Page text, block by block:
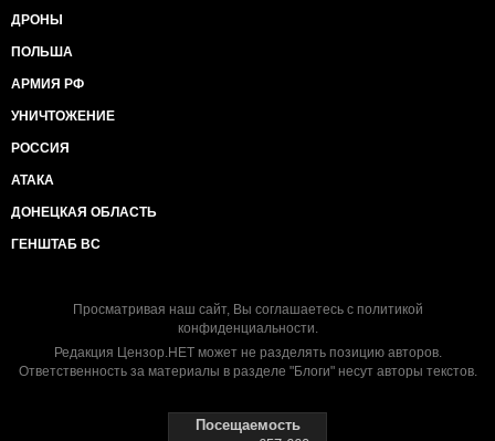
ДРОНЫ
ПОЛЬША
АРМИЯ РФ
УНИЧТОЖЕНИЕ
РОССИЯ
АТАКА
ДОНЕЦКАЯ ОБЛАСТЬ
ГЕНШТАБ ВС
Просматривая наш сайт, Вы соглашаетесь с политикой
конфиденциальности.
Редакция Цензор.НЕТ может не разделять позицию авторов.
Ответственность за материалы в разделе "Блоги" несут авторы текстов.
Посещаемость